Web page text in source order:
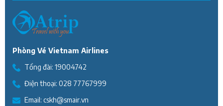
Phòng Vé Vietnam Airlines
Tổng đài: 19004742
Điện thoại: 028 77767999
Email: cskh@smair.vn